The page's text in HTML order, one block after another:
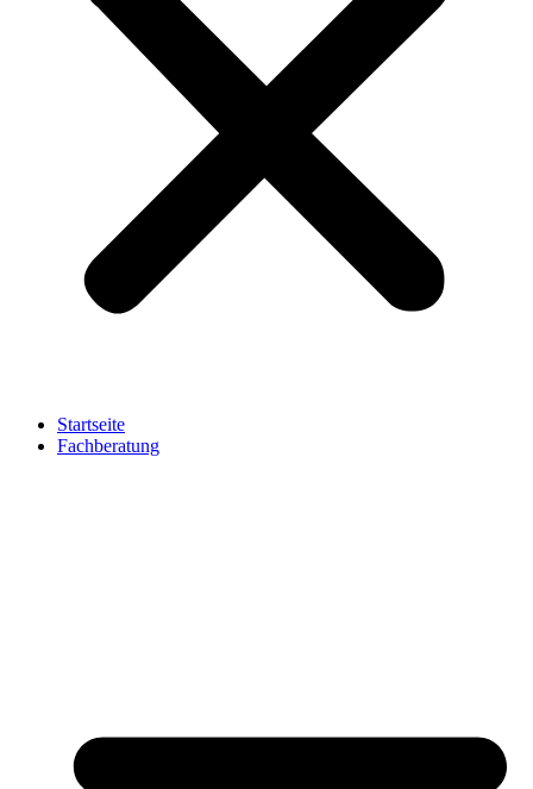
Startseite
Fachberatung